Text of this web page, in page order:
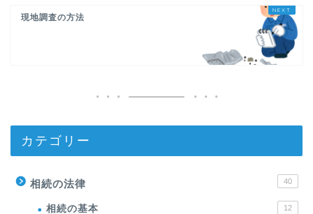
現地調査の方法
カテゴリー
相続の法律 40
相続の基本 12